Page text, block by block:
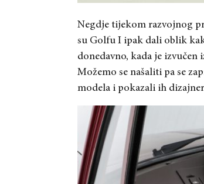
Negdje tijekom razvojnog
su Golfu I ipak dali oblik
donedavno, kada je
Možemo se našaliti pa se
modela i pokazali ih